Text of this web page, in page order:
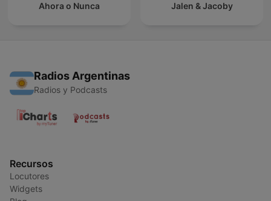
Ahora o Nunca Jalen & Jacoby
Radios Argentinas
Radios y Podcasts
Recursos
Locutores
Widgets